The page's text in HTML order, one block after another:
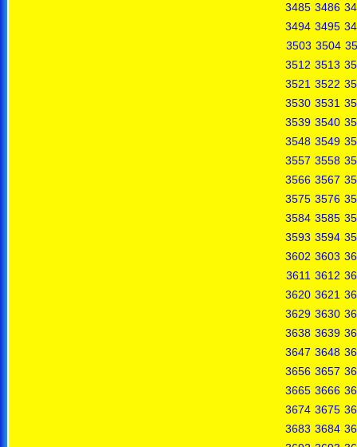
3485 3486
3494 3495
3503 3504
3512 3513
3521 3522
3530 3531
3539 3540
3548 3549
3557 3558
3566 3567
3575 3576
3584 3585
3593 3594
3602 3603
3611 3612
3620 3621
3629 3630
3638 3639
3647 3648
3656 3657
3665 3666
3674 3675
3683 3684